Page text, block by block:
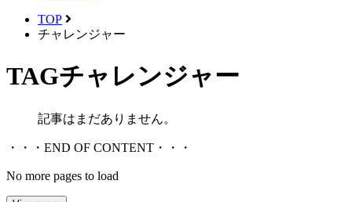
TOP
チャレンジャー
TAGチャレンジャー
記事はまだありません。
・・・END OF CONTENT・・・
No more pages to load